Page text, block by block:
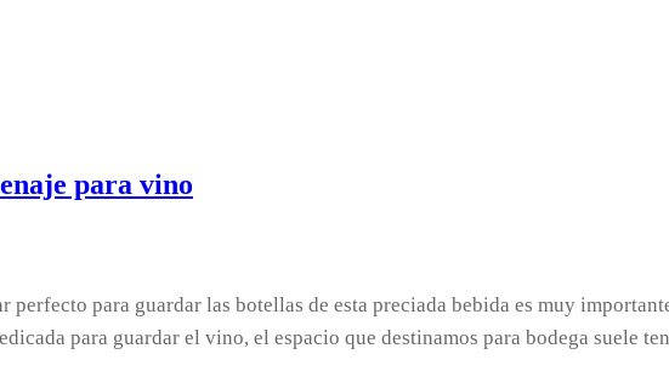
para vino
para guardar las botellas de esta preciada bebida es muy
para guardar el vino, el espacio que destinamos para bodega suele